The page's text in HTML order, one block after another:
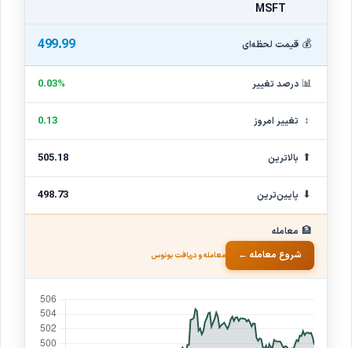
MSFT
💰 قیمت لحظه‌ای 499.99
📊 درصد تغییر 0.03%
↕ تغییر امروز 0.13
⬆ بالاترین 505.18
⬇ پایین‌ترین 498.73
🏦 معامله
شروع معامله ←
معامله و دریافت بونوس